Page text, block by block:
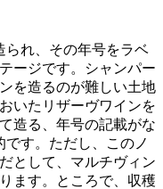
られ、その年号をラベ
ージです。シャンパー
を造るのが難しい土地
いたリザーヴワインを
造る、年号の記載がな
す。ただし、このノ
として、マルチヴィン
ます。ところで、収穫